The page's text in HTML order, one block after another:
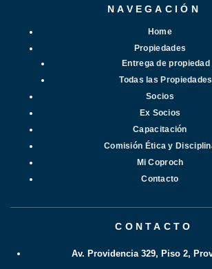
NAVEGACIÓN
Home
Propiedades
Entrega de propiedad
Todas las Propiedades
Socios
Ex Socios
Capacitación
Comisión Ética y
Mi Coproch
Contacto
CONTACTO
Av. Providencia 329, Piso 2,